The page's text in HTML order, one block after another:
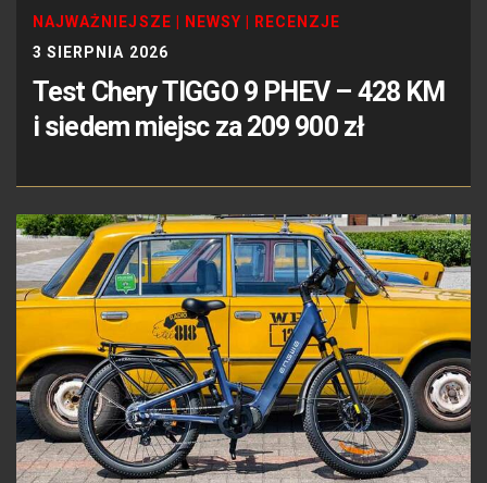
NAJWAŻNIEJSZE NEWSY
RECENZJE
3 SIERPNIA 2026
Test Chery TIGGO 9 PHEV – 428 KM
i siedem miejsc za 209 900 zł